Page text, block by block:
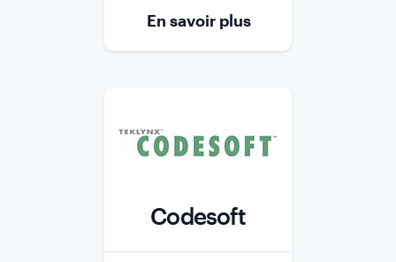
En savoir plus
Codesoft
Role